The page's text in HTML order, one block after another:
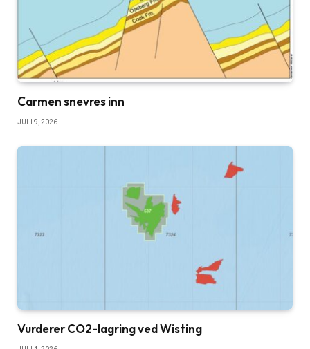
Carmen snevres inn
JULI 9, 2026
Vurderer CO2-lagring ved Wisting